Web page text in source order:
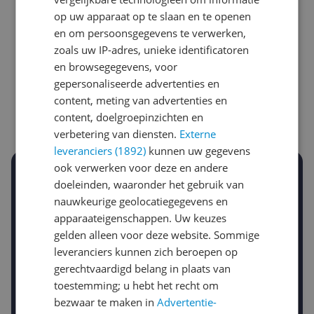
Laagste prijs ooit
€ 453,00
Hoogste prijs ooit
€ 499,00
Goedkoopste nu
€ 453,00
Laatste prijsupdate
10-08-2026
Stel een alert in en mis geen prijsdaling
Krijg een seintje zodra de prijs zakt
Jouw e-mailadres
Gewenste daling of bedrag
-10% -15%
Gewenste prijs
€
op uw apparaat op te slaan en te openen
en om persoonsgegevens te verwerken,
zoals uw IP-adres, unieke identificatoren
en browsegegevens, voor
gepersonaliseerde advertenties en
content, meting van advertenties en
content, doelgroepinzichten en
verbetering van diensten. Externe
leveranciers (1892) kunnen uw gegevens
ook verwerken voor deze en andere
doeleinden, waaronder het gebruik van
nauwkeurige geolocatiegegevens en
apparaateigenschappen. Uw keuzes
gelden alleen voor deze website. Sommige
leveranciers kunnen zich beroepen op
gerechtvaardigd belang in plaats van
toestemming; u hebt het recht om
bezwaar te maken inAdvertentie-